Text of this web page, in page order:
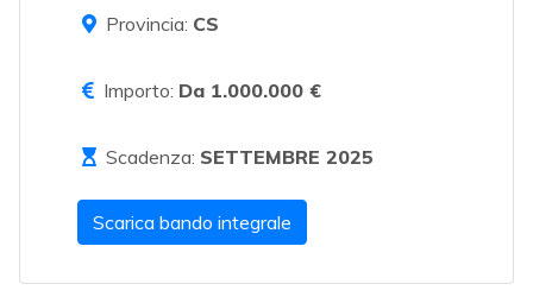
Provincia: CS
Importo: Da 1.000.000 €
Scadenza: SETTEMBRE 2025
Scarica bando integrale